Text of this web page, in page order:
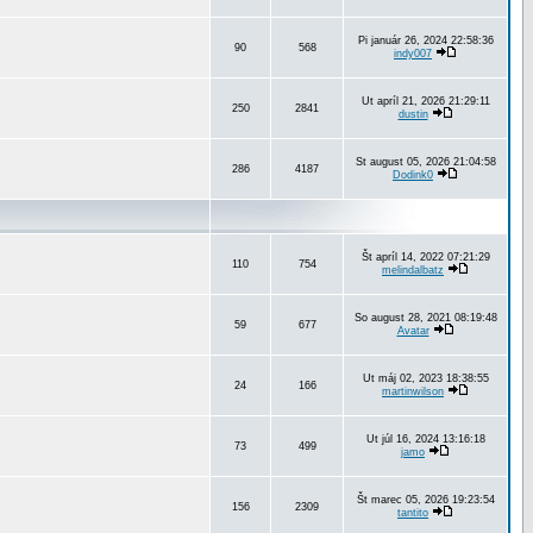
90 568
Pi január 26, 2024 22:58:36
indy007
250 2841
Ut apríl 21, 2026 21:29:11
dustin
286 4187
St august 05, 2026 21:04:58
Dodink0
110 754
Št apríl 14, 2022 07:21:29
melindalbatz
59 677
So august 28, 2021 08:19:48
Avatar
24 166
Ut máj 02, 2023 18:38:55
martinwilson
73 499
Ut júl 16, 2024 13:16:18
jamo
156 2309
Št marec 05, 2026 19:23:54
tantito